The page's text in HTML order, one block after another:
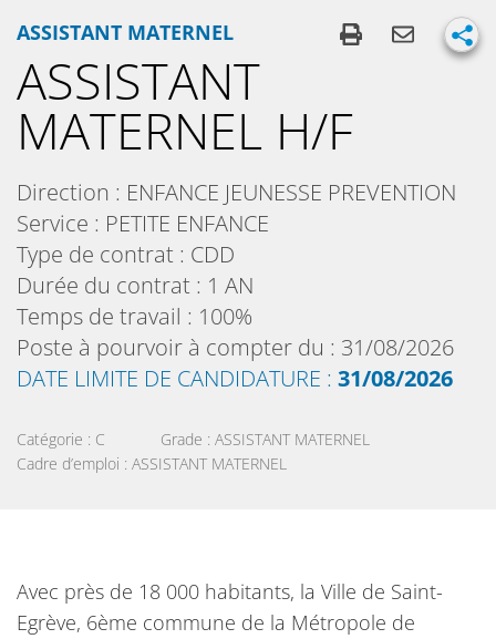
ASSISTANT MATERNEL
ASSISTANT
MATERNEL H/F
Direction : ENFANCE JEUNESSE PREVENTION
Service : PETITE ENFANCE
Type de contrat : CDD
Durée du contrat : 1 AN
Temps de travail : 100%
Poste à pourvoir à compter du : 31/08/2026
DATE LIMITE DE CANDIDATURE : 31/08/2026
Catégorie : C Grade : ASSISTANT MATERNEL
Cadre d’emploi : ASSISTANT MATERNEL
Avec près de 18 000 habitants, la Ville de Saint-
Egrève, 6ème commune de la Métropole de